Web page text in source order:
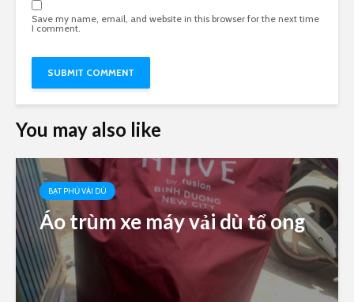
Save my name, email, and website in this browser for the next time
I comment.
You may also like
BẠT PHỦ VẢI DÙ
Áo trùm xe máy vải dù tổ ong